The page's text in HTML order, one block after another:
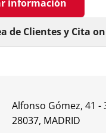
información
de Clientes y Cita
Alfonso Gómez, 41 -
28037, MADRID